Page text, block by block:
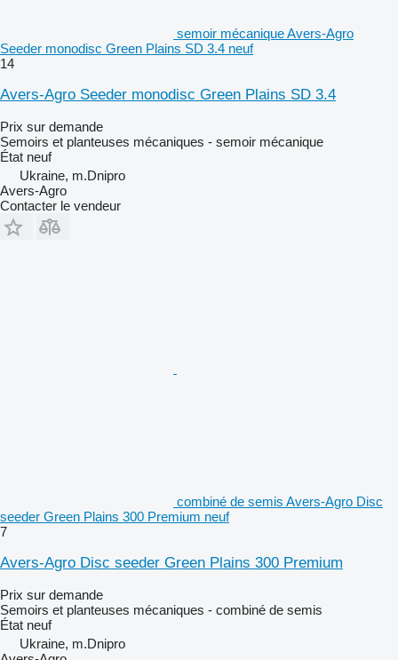
semoir mécanique Avers-Agro
Seeder monodisc Green Plains SD 3.4 neuf
14
Avers-Agro Seeder monodisc Green Plains SD 3.4
Prix sur demande
Semoirs et planteuses mécaniques - semoir mécanique
État neuf
Ukraine, m.Dnipro
Avers-Agro
Contacter le vendeur
combiné de semis Avers-Agro Disc
seeder Green Plains 300 Premium neuf
7
Avers-Agro Disc seeder Green Plains 300 Premium
Prix sur demande
Semoirs et planteuses mécaniques - combiné de semis
État neuf
Ukraine, m.Dnipro